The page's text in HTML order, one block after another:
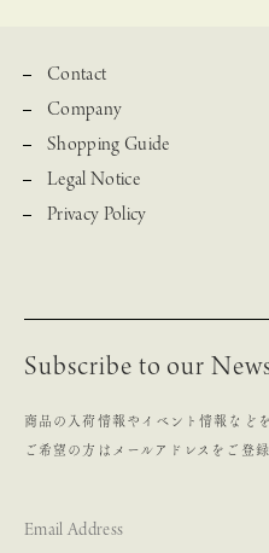
Subscribe to our
商品の入荷情報やイベント情報など
ご希望の方はメールアドレスをご登
Contact
Company
Shopping Guide
Legal Notice
Privacy Policy